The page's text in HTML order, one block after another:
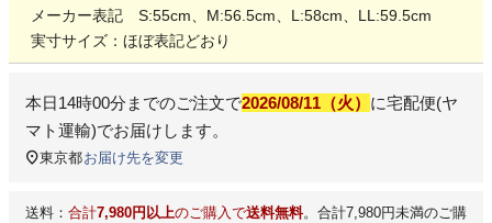
メーカー表記 S:55cm、M:56.5cm、L:58cm、LL:59.5cm
実寸サイズ：ほぼ表記どおり
本日14時00分 までのご注文で2026/08/11（火） に宅配便(ヤ
マト運輸)でお届けします。
東京都お届け先を変更
送料： 合計7,980円以上のご購入で送料無料。合計7,980円未満のご購